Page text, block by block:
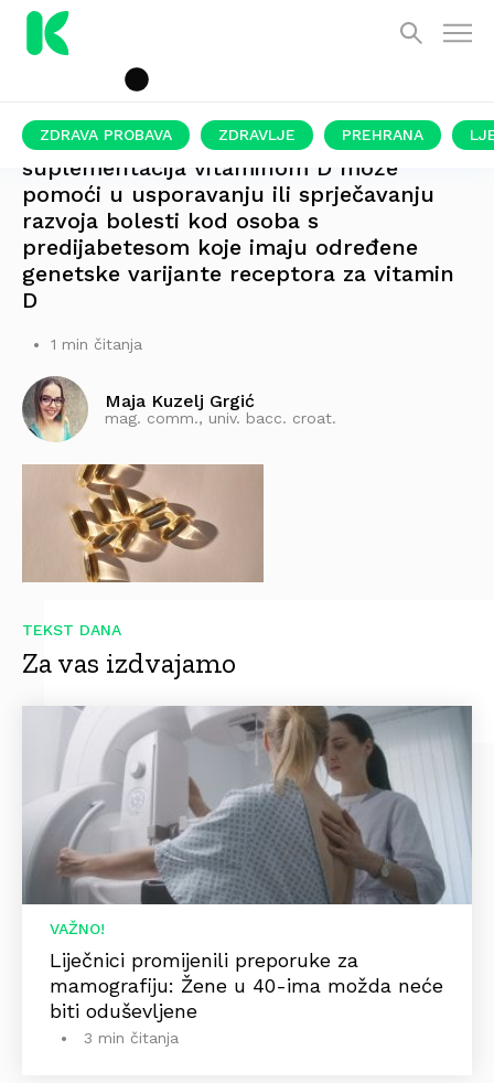
ZDRAVA PROBAVA ZDRAVLJE PREHRANA
suplementacija vitaminom D može
pomoći u usporavanju ili sprječavanju
razvoja bolesti kod osoba s
predijabetesom koje imaju određene
genetske varijante receptora za vitamin
D
1 min čitanja
Maja Kuzelj Grgić
mag. comm., univ. bacc. croat.
TEKST DANA
Za vas izdvajamo
VAŽNO!
Liječnici promijenili preporuke za
mamografiju: Žene u 40-ima možda neće
biti oduševljene
3 min čitanja